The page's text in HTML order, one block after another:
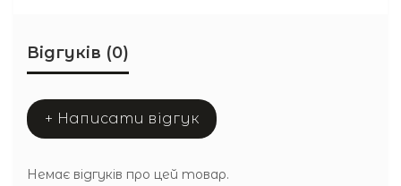
Відгуків (0)
+ Написати відгук
Немає відгуків про цей товар.